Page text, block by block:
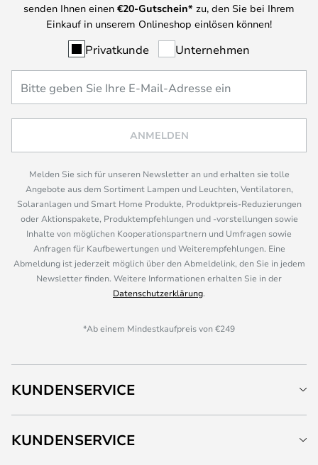
senden Ihnen einen €20-Gutschein* zu, den Sie bei Ihrem
Einkauf in unserem Onlineshop einlösen können!
Privatkunde Unternehmen
ANMELDEN
Melden Sie sich für unseren Newsletter an und erhalten sie tolle
Angebote aus dem Sortiment Lampen und Leuchten, Ventilatoren,
Solaranlagen und Smart Home Produkte, Produktpreis-Reduzierungen
oder Aktionspakete, Produktempfehlungen und -vorstellungen sowie
Inhalte von möglichen Kooperationspartnern und Umfragen sowie
Anfragen für Kaufbewertungen und Weiterempfehlungen. Eine
Abmeldung ist jederzeit möglich über den Abmeldelink, den Sie in jedem
Newsletter finden. Weitere Informationen erhalten Sie in der
Datenschutzerklärung.
*Ab einem Mindestkaufpreis von €249
KUNDENSERVICE
KUNDENSERVICE